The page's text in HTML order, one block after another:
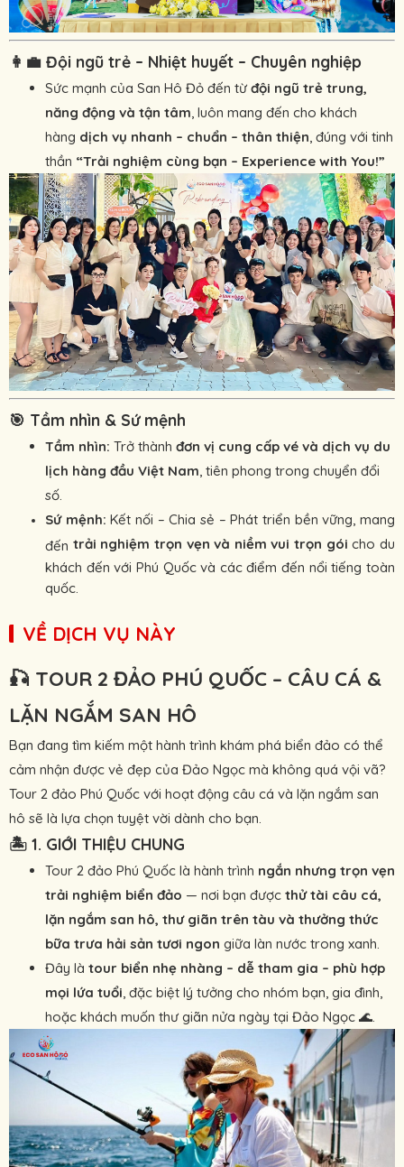
👩‍💼 Đội ngũ trẻ – Nhiệt huyết – Chuyên nghiệp
Sức mạnh của San Hô Đỏ đến từđội ngũ trẻ trung,
năng động và tận tâm, luôn mang đến cho khách
hàng dịch vụ nhanh – chuẩn – thân thiện, đúng với tinh
thần “Trải nghiệm cùng bạn – Experience with You!”
🎯 Tầm nhìn & Sứ mệnh
Tầm nhìn: Trở thành đơn vị cung cấp vé và dịch vụ du
lịch hàng đầu Việt Nam, tiên phong trong chuyển đổi
số.
Sứ mệnh: Kết nối – Chia sẻ – Phát triển bền vững, mang
đến trải nghiệm trọn vẹn và niềm vui trọn gói cho du
khách đến với Phú Quốc và các điểm đến nổi tiếng toàn
quốc.
VỀ DỊCH VỤ NÀY
🎣 TOUR 2 ĐẢO PHÚ QUỐC – CÂU CÁ &
LẶN NGẮM SAN HÔ
Bạn đang tìm kiếm một hành trình khám phá biển đảo có thể
cảm nhận được vẻ đẹp của Đảo Ngọc mà không quá vội vã?
Tour 2 đảo Phú Quốc với hoạt động câu cá và lặn ngắm san
hô sẽ là lựa chọn tuyệt vời dành cho bạn.
🏝 1. GIỚI THIỆU CHUNG
Tour 2 đảo Phú Quốc là hành trình ngắn nhưng trọn vẹn
trải nghiệm biển đảo — nơi bạn được thử tài câu cá,
lặn ngắm san hô, thư giãn trên tàu và thưởng thức
bữa trưa hải sản tươi ngon giữa làn nước trong xanh.
Đây là tour biển nhẹ nhàng – dễ tham gia – phù hợp
mọi lứa tuổi, đặc biệt lý tưởng cho nhóm bạn, gia đình,
hoặc khách muốn thư giãn nửa ngày tại Đảo Ngọc 🌊.